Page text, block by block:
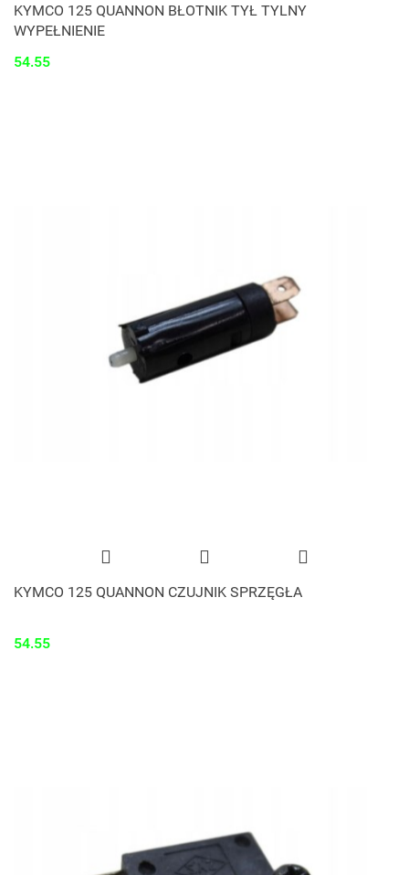
KYMCO 125 QUANNON BŁOTNIK TYŁ TYLNY
WYPEŁNIENIE
54.55
KYMCO 125 QUANNON CZUJNIK SPRZĘGŁA
54.55